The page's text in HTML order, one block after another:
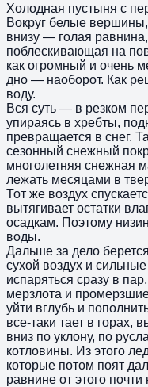
Холодная пустыня с
Вокруг белые вершины,
внизу — голая
поблескивающая на
как огромный и очень
дно — наоборот. Как
воду.
Вся суть — в резком
упираясь в хребты,
превращается в снег.
сезонный снежный
многолетняя снежная
лежать месяцами в
Тот же воздух
вытягивает остатки
осадкам. Поэтому
воды.
Дальше за дело
сухой воздух и
испаряться сразу в
мерзлота и
уйти вглубь и
все-таки тает в горах,
вниз по уклону, по
котловины. Из этого
которые потом поят
равнине от этого почти